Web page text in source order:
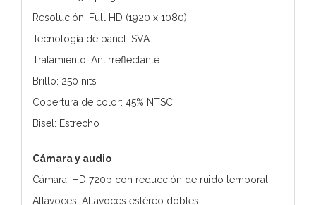
Resolución: Full HD (1920 x 1080)
Tecnología de panel: SVA
Tratamiento: Antirreflectante
Brillo: 250 nits
Cobertura de color: 45% NTSC
Bisel: Estrecho
Cámara y audio
Cámara: HD 720p con reducción de ruido temporal
Altavoces: Altavoces estéreo dobles